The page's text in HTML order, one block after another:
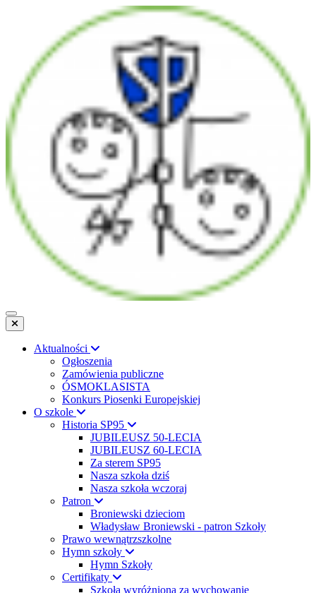
Aktualności
Ogłoszenia
Zamówienia publiczne
ÓSMOKLASISTA
Konkurs Piosenki Europejskiej
O szkole
Historia SP95
JUBILEUSZ 50-LECIA
JUBILEUSZ 60-LECIA
Za sterem SP95
Nasza szkoła dziś
Nasza szkoła wczoraj
Patron
Broniewski dzieciom
Władysław Broniewski - patron Szkoły
Prawo wewnątrzszkolne
Hymn szkoły
Hymn Szkoły
Certifikaty
Szkoła wyróżniona za wychowanie